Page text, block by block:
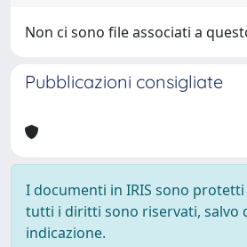
Non ci sono file associati a
Pubblicazioni consigliate
I documenti in IRIS sono
tutti i diritti sono riservati, salvo
indicazione.